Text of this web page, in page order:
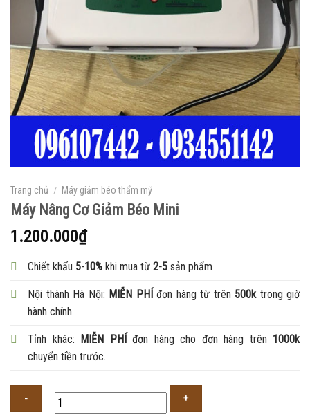
Trang chủ / Máy giảm béo thẩm mỹ
Máy Nâng Cơ Giảm Béo Mini
1.200.000₫
Chiết khấu 5-10% khi mua từ 2-5 sản phẩm
Nội thành Hà Nội: MIỄN PHÍđơn hàng từ trên 500ktrong giờ
hành chính
Tỉnh khác: MIỄN PHÍđơn hàng cho đơn hàng trên 1000k
chuyển tiền trước.